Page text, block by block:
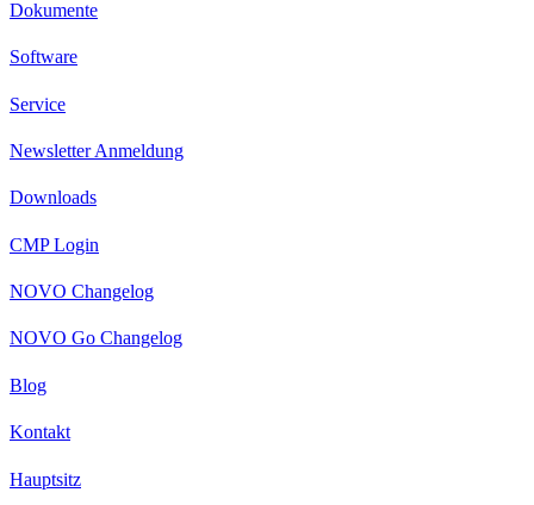
Dokumente
Software
Service
Newsletter Anmeldung
Downloads
CMP Login
NOVO Changelog
NOVO Go Changelog
Blog
Kontakt
Hauptsitz